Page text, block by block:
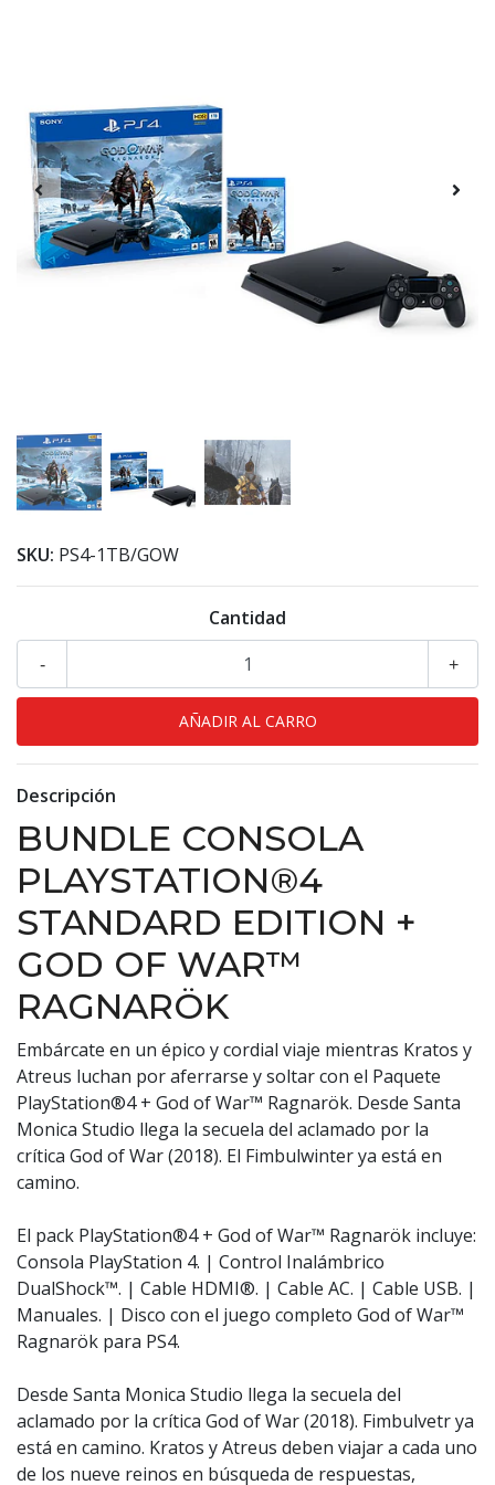
SKU: PS4-1TB/GOW
Cantidad
+
-
Descripción
BUNDLE CONSOLA
PLAYSTATION®4
STANDARD EDITION +
GOD OF WAR™
RAGNARÖK
Embárcate en un épico y cordial viaje mientras Kratos y
Atreus luchan por aferrarse y soltar con el Paquete
PlayStation®4 + God of War™ Ragnarök. Desde Santa
Monica Studio llega la secuela del aclamado por la
crítica God of War (2018). El Fimbulwinter ya está en
camino.
El pack PlayStation®4 + God of War™ Ragnarök incluye:
Consola PlayStation 4. | Control Inalámbrico
DualShock™. | Cable HDMI®. | Cable AC. | Cable USB. |
Manuales. | Disco con el juego completo God of War™
Ragnarök para PS4.
Desde Santa Monica Studio llega la secuela del
aclamado por la crítica God of War (2018). Fimbulvetr ya
está en camino. Kratos y Atreus deben viajar a cada uno
de los nueve reinos en búsqueda de respuestas,